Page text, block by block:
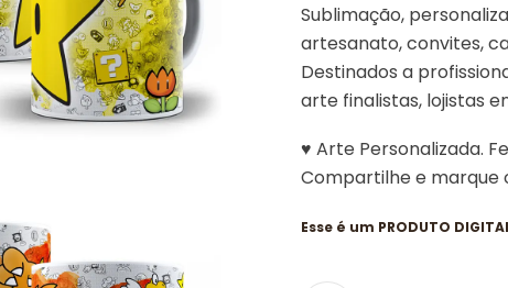
Sublimação,
artesanato, convites,
Destinados a
arte finalistas, lojistas
♥ Arte Personalizada.
Compartilhe e marque
Esse é um PRODUTO